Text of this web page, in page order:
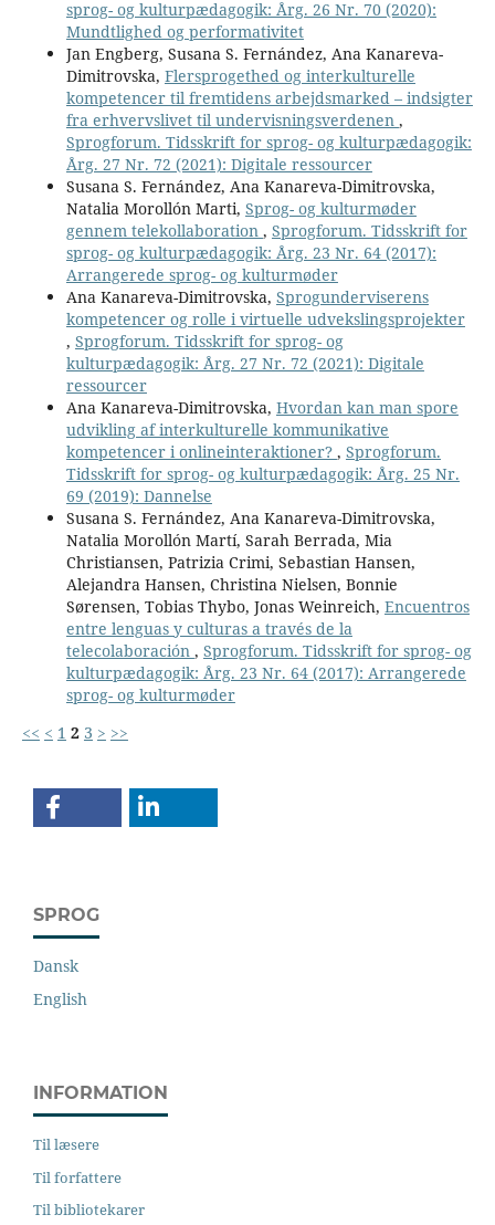
sprog- og kulturpædagogik: Årg. 26 Nr. 70 (2020):
Mundtlighed og performativitet
Jan Engberg, Susana S. Fernández, Ana Kanareva-
Dimitrovska, Flersprogethed og interkulturelle
kompetencer til fremtidens arbejdsmarked – indsigter
fra erhvervslivet til undervisningsverdenen ,
Sprogforum. Tidsskrift for sprog- og kulturpædagogik:
Årg. 27 Nr. 72 (2021): Digitale ressourcer
Susana S. Fernández, Ana Kanareva-Dimitrovska,
Natalia Morollón Marti, Sprog- og kulturmøder
gennem telekollaboration , Sprogforum. Tidsskrift for
sprog- og kulturpædagogik: Årg. 23 Nr. 64 (2017):
Arrangerede sprog- og kulturmøder
Ana Kanareva-Dimitrovska, Sprogunderviserens
kompetencer og rolle i virtuelle udvekslingsprojekter
, Sprogforum. Tidsskrift for sprog- og
kulturpædagogik: Årg. 27 Nr. 72 (2021): Digitale
ressourcer
Ana Kanareva-Dimitrovska, Hvordan kan man spore
udvikling af interkulturelle kommunikative
kompetencer i onlineinteraktioner? , Sprogforum.
Tidsskrift for sprog- og kulturpædagogik: Årg. 25 Nr.
69 (2019): Dannelse
Susana S. Fernández, Ana Kanareva-Dimitrovska,
Natalia Morollón Martí, Sarah Berrada, Mia
Christiansen, Patrizia Crimi, Sebastian Hansen,
Alejandra Hansen, Christina Nielsen, Bonnie
Sørensen, Tobias Thybo, Jonas Weinreich, Encuentros
entre lenguas y culturas a través de la
telecolaboración , Sprogforum. Tidsskrift for sprog- og
kulturpædagogik: Årg. 23 Nr. 64 (2017): Arrangerede
sprog- og kulturmøder
<< < 1 2 3 > >>
SPROG
Dansk
English
INFORMATION
Til læsere
Til forfattere
Til bibliotekarer